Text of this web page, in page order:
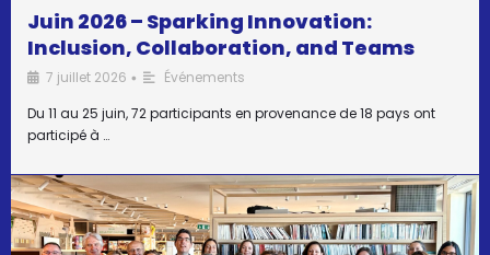
Juin 2026 – Sparking Innovation:
Inclusion, Collaboration, and Teams
7 juillet 2026 •
Événements
Du 11 au 25 juin, 72 participants en provenance de 18 pays ont
participé à …